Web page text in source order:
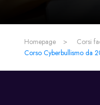
Homepage > Corsi
Corso Cyberbullismo da